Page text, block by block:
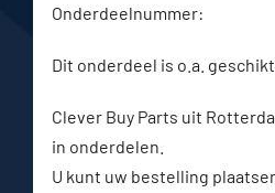
Onderdeelnummer:
Dit onderdeel is o.a.
Clever Buy Parts uit
in onderdelen.
U kunt uw bestelling